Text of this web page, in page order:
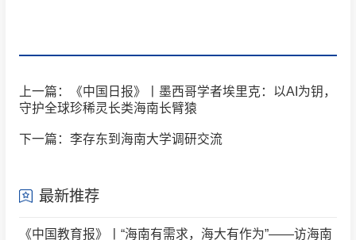
上一篇：《中国日报》丨墨西哥学者埃里克：以AI为钥，
守护全球珍稀灵长类海南长臂猿
下一篇：李存东到海南大学调研交流
最新推荐
《中国教育报》丨“海南有需求，海大有作为”——访海南